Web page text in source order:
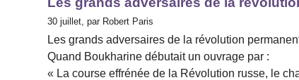
30 juillet, par Robert Paris
Les grands adversaires de la révolution
Quand Boukharine débutait un ouvrage par :
« La course effrénée de la Révolution russe, le